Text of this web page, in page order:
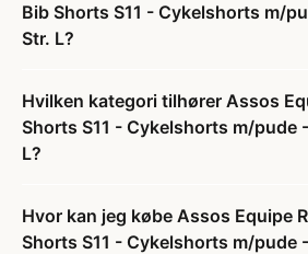
Bib Shorts S11 - Cykelshorts m/
Str. L?
Hvilken kategori tilhører Assos
Shorts S11 - Cykelshorts m/pude
L?
Hvor kan jeg købe Assos Equipe
Shorts S11 - Cykelshorts m/pude